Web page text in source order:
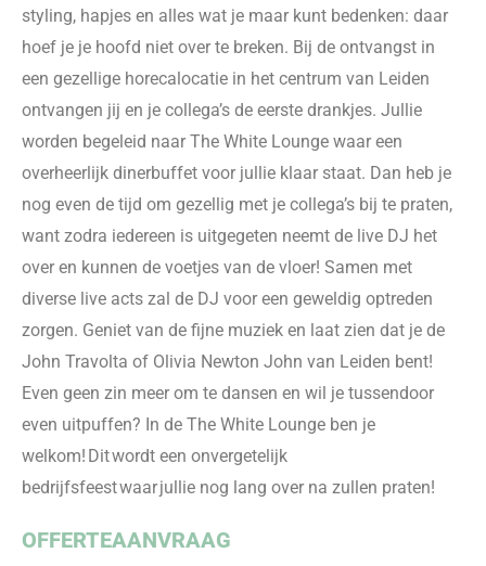
styling, hapjes en alles wat je maar kunt bedenken: daar
hoef je je hoofd niet over te breken. Bij de ontvangst in
een gezellige horecalocatie in het centrum van Leiden
ontvangen jij en je collega’s de eerste drankjes. Jullie
worden begeleid naar The White Lounge waar een
overheerlijk dinerbuffet voor jullie klaar staat. Dan heb je
nog even de tijd om gezellig met je collega’s bij te praten,
want zodra iedereen is uitgegeten neemt de live DJ het
over en kunnen de voetjes van de vloer! Samen met
diverse live acts zal de DJ voor een geweldig optreden
zorgen. Geniet van de fijne muziek en laat zien dat je de
John Travolta of Olivia Newton John van Leiden bent!
Even geen zin meer om te dansen en wil je tussendoor
even uitpuffen? In de The White Lounge ben je
welkom! Dit wordt een onvergetelijk
bedrijfsfeest waar jullie nog lang over na zullen praten!
OFFERTEAANVRAAG